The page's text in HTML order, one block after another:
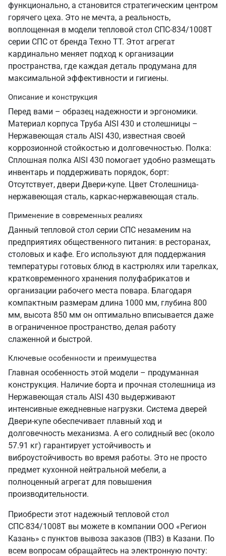
функционально, а становится стратегическим центром
горячего цеха. Это не мечта, а реальность,
воплощенная в модели тепловой стол СПС-834/1008Т
серии СПС от бренда Техно ТТ. Этот агрегат
кардинально меняет подход к организации
пространства, где каждая деталь продумана для
максимальной эффективности и гигиены.
Описание и конструкция
Перед вами – образец надежности и эргономики.
Материал корпуса Труба AISI 430 и столешницы –
Нержавеющая сталь AISI 430, известная своей
коррозионной стойкостью и долговечностью. Полка:
Сплошная полка AISI 430 помогает удобно размещать
инвентарь и поддерживать порядок, борт:
Отсутствует, двери Двери-купе. Цвет Столешница-
нержавеющая сталь, каркас-нержавеющая сталь.
Применение в современных реалиях
Данный тепловой стол серии СПС незаменим на
предприятиях общественного питания: в ресторанах,
столовых и кафе. Его используют для поддержания
температуры готовых блюд в кастрюлях или тарелках,
кратковременного хранения полуфабрикатов и
организации рабочего места повара. Благодаря
компактным размерам длина 1000 мм, глубина 800
мм, высота 850 мм он оптимально вписывается даже
в ограниченное пространство, делая работу
слаженной и быстрой.
Ключевые особенности и преимущества
Главная особенность этой модели – продуманная
конструкция. Наличие борта и прочная столешница из
Нержавеющая сталь AISI 430 выдерживают
интенсивные ежедневные нагрузки. Система дверей
Двери-купе обеспечивает плавный ход и
долговечность механизма. А его солидный вес (около
57.91 кг) гарантирует устойчивость и
виброустойчивость во время работы. Это не просто
предмет кухонной нейтральной мебели, а
полноценный агрегат для повышения
производительности.
Приобрести этот надежный тепловой стол
СПС-834/1008Т вы можете в компании ООО «Регион
Казань» с пунктов вывоза заказов (ПВЗ) в Казани. По
всем вопросам обращайтесь на электронную почту: